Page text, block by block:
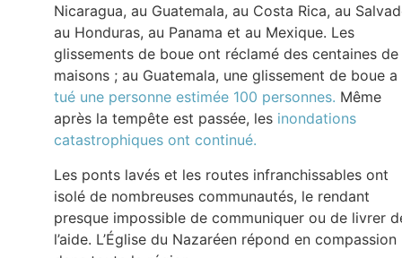
Nicaragua, au Guatemala, au Costa Rica, au
au Honduras, au Panama et au Mexique. Les
glissements de boue ont réclamé des centaines de
maisons ; au Guatemala, une glissement de boue a
tué une personne estimée 100 personnes. Même
après la tempête est passée, les inondations
catastrophiques ont continué.
Les ponts lavés et les routes infranchissables ont
isolé de nombreuses communautés, le rendant
presque impossible de communiquer ou de livrer
l’aide. L’Église du Nazaréen répond en compassion